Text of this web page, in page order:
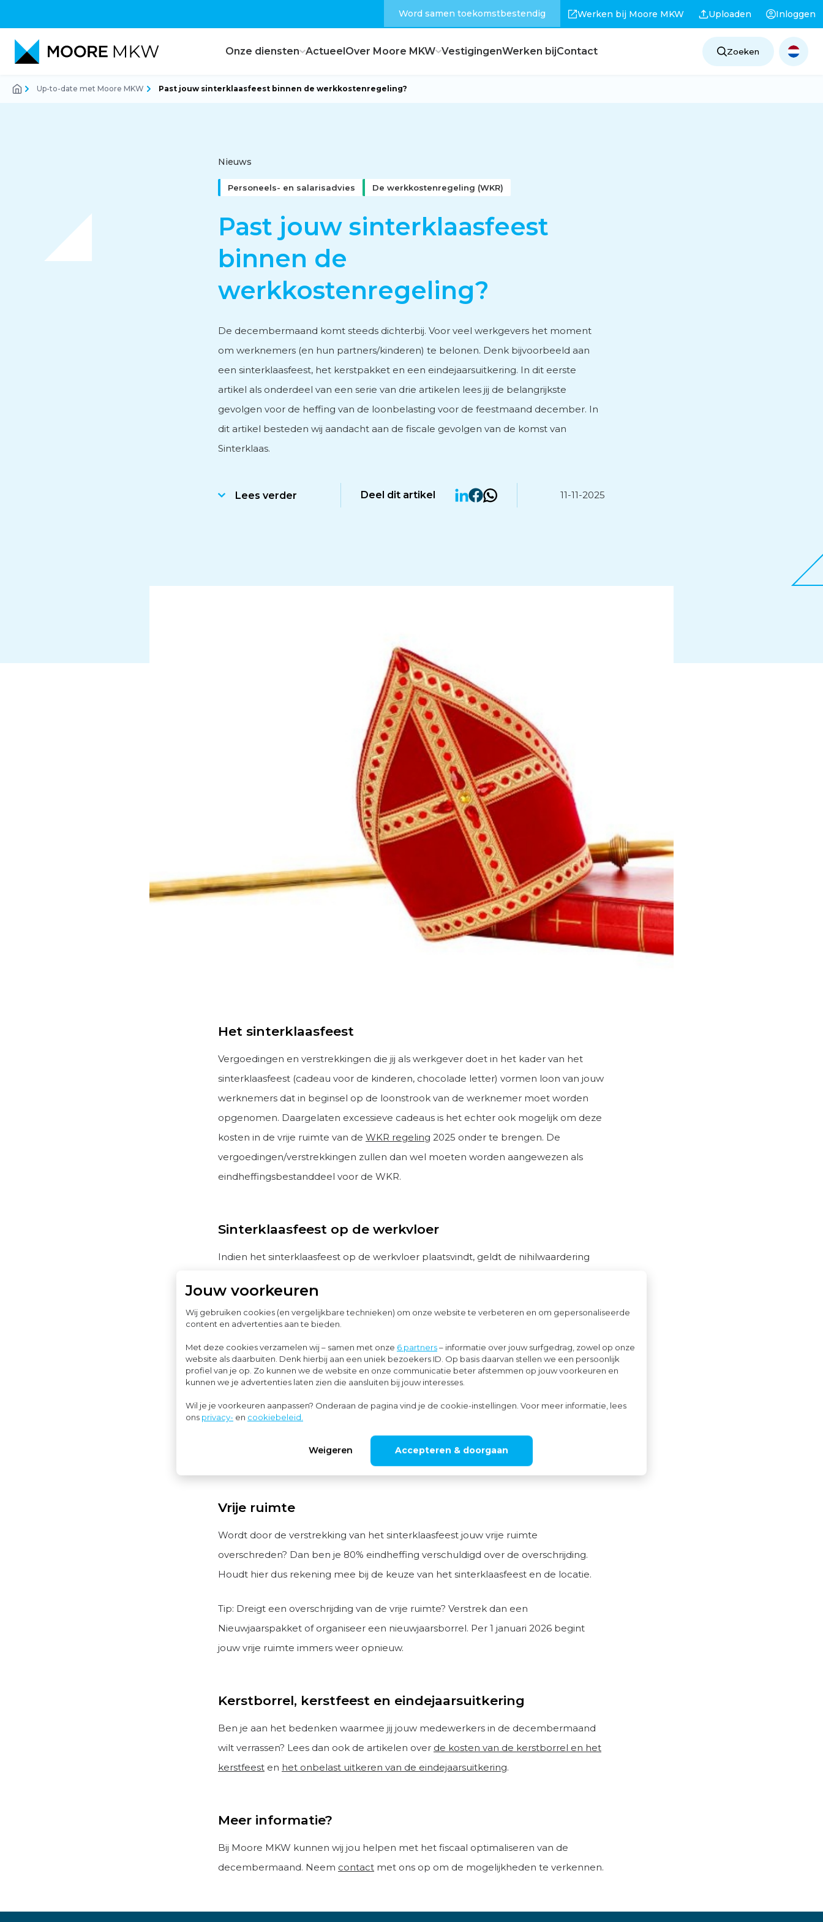
Jouw voorkeuren
Wij gebruiken cookies (en vergelijkbare technieken) om onze website te verbeteren en om gepersonaliseerde
content en advertenties aan te bieden.
Met deze cookies verzamelen wij – samen met onze 6 partners– informatie over jouw surfgedrag, zowel op onze
website als daarbuiten. Denk hierbij aan een uniek bezoekers ID. Op basis daarvan stellen we een persoonlijk
profiel van je op. Zo kunnen we de website en onze communicatie beter afstemmen op jouw voorkeuren en
kunnen we je advertenties laten zien die aansluiten bij jouw interesses.
Wil je je voorkeuren aanpassen? Onderaan de pagina vind je de cookie-instellingen. Voor meer informatie, lees
ons privacy- en cookiebeleid.
Weigeren Accepteren & doorgaan
Word samen toekomstbestendig Werken bij Moore MKW Uploaden Inloggen
Onze diensten
Corporate finance
Subsidieadvies
Internationaal ondernemen
ActueelOver Moore MKW
Feiten en cijfers
VestigingenWerken bijContact Zoeken
Up-to-date met Moore MKW Past jouw sinterklaasfeest binnen de werkkostenregeling?
Nieuws
Personeels- en salarisadvies De werkkostenregeling (WKR)
Past jouw sinterklaasfeest
binnen de
werkkostenregeling?
De decembermaand komt steeds dichterbij. Voor veel werkgevers het moment
om werknemers (en hun partners/kinderen) te belonen. Denk bijvoorbeeld aan
een sinterklaasfeest, het kerstpakket en een eindejaarsuitkering. In dit eerste
artikel als onderdeel van een serie van drie artikelen lees jij de belangrijkste
gevolgen voor de heffing van de loonbelasting voor de feestmaand december. In
dit artikel besteden wij aandacht aan de fiscale gevolgen van de komst van
Sinterklaas.
Lees verder Deel dit artikel 11-11-2025
Het sinterklaasfeest
Vergoedingen en verstrekkingen die jij als werkgever doet in het kader van het
sinterklaasfeest (cadeau voor de kinderen, chocolade letter) vormen loon van jouw
werknemers dat in beginsel op de loonstrook van de werknemer moet worden
opgenomen. Daargelaten excessieve cadeaus is het echter ook mogelijk om deze
kosten in de vrije ruimte van de WKR regeling 2025 onder te brengen. De
vergoedingen/verstrekkingen zullen dan wel moeten worden aangewezen als
eindheffingsbestanddeel voor de WKR.
Sinterklaasfeest op de werkvloer
Indien het sinterklaasfeest op de werkvloer plaatsvindt, geldt de nihilwaardering
en zijn pieten en de kosten voor de consumpties zullen dus niet in de vrije ruimte
van dewerkkostenregelingterecht komen.
Cadeaus voor niet-werknemers
Deze cadeaus vormen eveneens loon van jouw werknemers ook als ze worden
gegeven tijdens het Sinterklaasfeest op de werkvloer. Ook dan is het mogelijk de
kosten in de vrije ruimte van de
WKR-regeling2025 onder te brengen.
Vrije ruimte
Wordt door de verstrekking van het sinterklaasfeest jouw vrije ruimte
overschreden? Dan ben je 80% eindheffing verschuldigd over de overschrijding.
Houdt hier dus rekening mee bij de keuze van het sinterklaasfeest en de locatie.
Tip: Dreigt een overschrijding van de vrije ruimte? Verstrek dan een
Nieuwjaarspakket of organiseer een nieuwjaarsborrel. Per 1 januari 2026 begint
jouw vrije ruimte immers weer opnieuw.
Kerstborrel, kerstfeest en eindejaarsuitkering
Ben je aan het bedenken waarmee jij jouw medewerkers in de decembermaand
wilt verrassen? Lees dan ook de artikelen over de kosten van de kerstborrel en het
kerstfeest en het onbelast uitkeren van de eindejaarsuitkering.
Meer informatie?
Bij Moore MKW kunnen wij jou helpen met het fiscaal optimaliseren van de
decembermaand. Neem contact met ons op om de mogelijkheden te verkennen.